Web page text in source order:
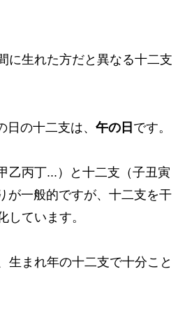
に生れた方だと異なる十二支
の十二支は、 午の日 です。
乙丙丁...）と十二支（子丑寅
が一般的ですが、十二支を干
しています。
生まれ年の十二支で十分こと